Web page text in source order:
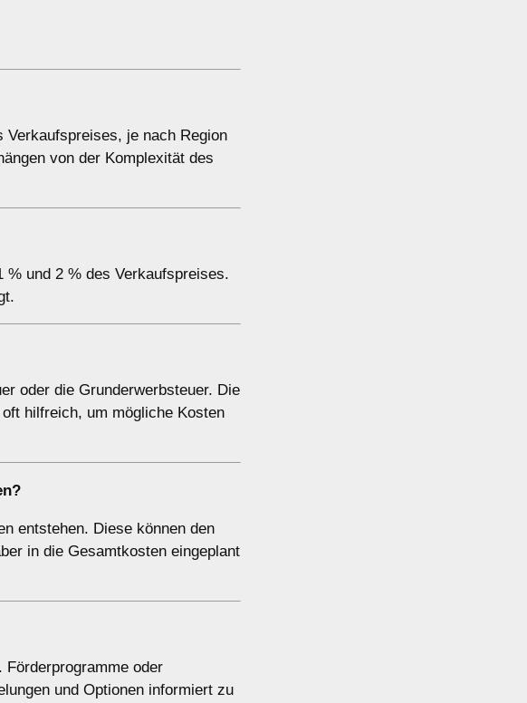
Verkaufspreises, je nach Region
von der Komplexität des
% und 2 % des Verkaufspreises.
oder die Grunderwerbsteuer. Die
hilfreich, um mögliche Kosten
entstehen. Diese können den
in die Gesamtkosten eingeplant
Förderprogramme oder
und Optionen informiert zu